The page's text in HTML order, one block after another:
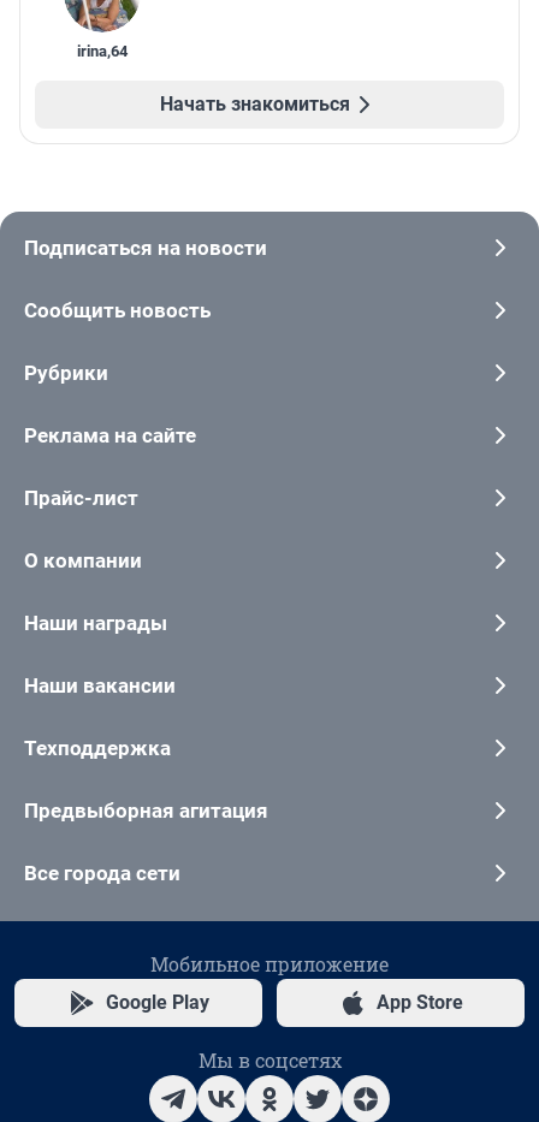
irina,64
Начать знакомиться
Подписаться на новости
Сообщить новость
Рубрики
Реклама на сайте
Прайс-лист
О компании
Наши награды
Наши вакансии
Техподдержка
Предвыборная агитация
Все города сети
Мобильное приложение
Google Play App Store
Мы в соцсетях